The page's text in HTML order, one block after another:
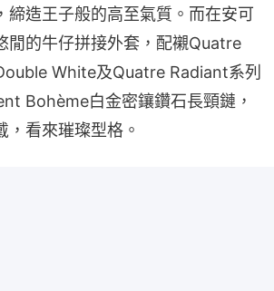
締造王子般的高至氣質。而在安可
閒的牛仔拼接外套，配襯Quatre
White及Quatre Radiant系列
Bohème白金密鑲鑽石長頸鏈，
，看來璀璨型格。